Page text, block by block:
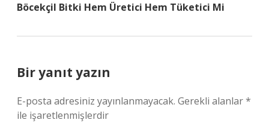
Böcekçil Bitki Hem Üretici Hem Tüketici Mi
Bir yanıt yazın
E-posta adresiniz yayınlanmayacak. Gerekli alanlar*
ile işaretlenmişlerdir